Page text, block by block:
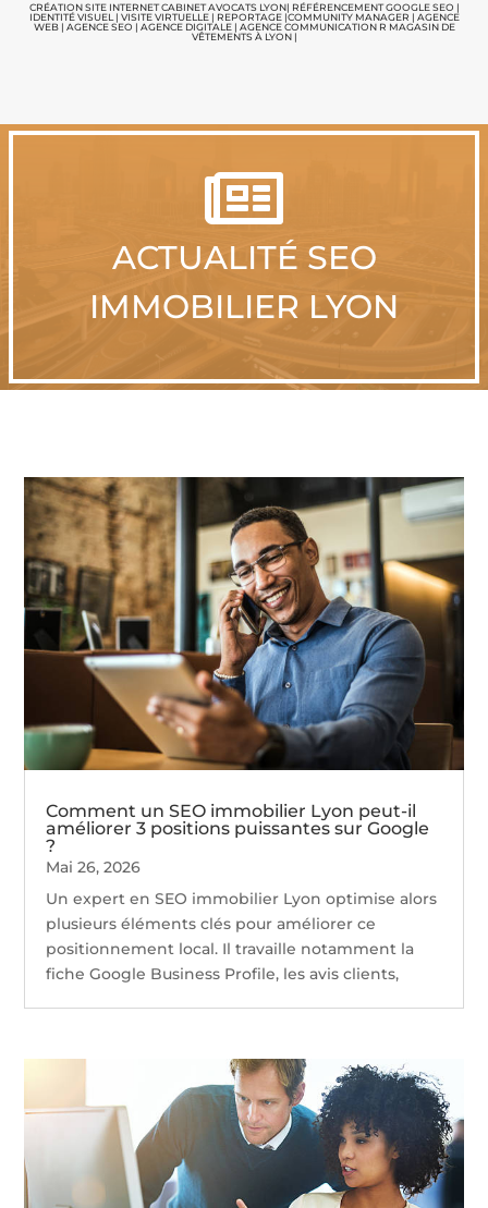
CRÉATION SITE INTERNET CABINET AVOCATS LYON| RÉFÉRENCEMENT GOOGLE SEO |
IDENTITÉ VISUEL | VISITE VIRTUELLE| REPORTAGE |COMMUNITY MANAGER | AGENCE
WEB| AGENCE SEO | AGENCE DIGITALE| AGENCE COMMUNICATION R MAGASIN DE
VÊTEMENTS À LYON|

ACTUALITÉ SEO
IMMOBILIER LYON
Comment un SEO immobilier Lyon peut-il
améliorer 3 positions puissantes sur Google
?
Mai 26, 2026
Un expert en SEO immobilier Lyon optimise alors
plusieurs éléments clés pour améliorer ce
positionnement local. Il travaille notamment la
fiche Google Business Profile, les avis clients,